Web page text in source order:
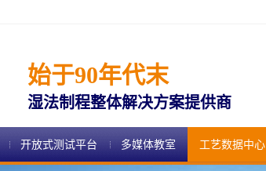
始于90年代末
湿法制程整体解决方案提供商
开放式测试平台 多媒体教室 工艺数据中心